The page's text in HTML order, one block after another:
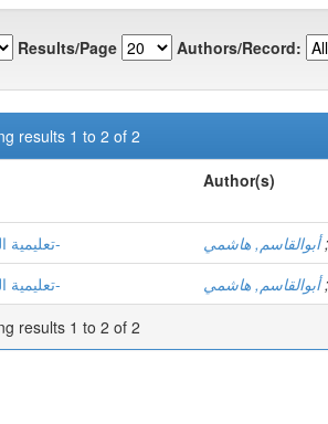
Results/Page Authors/Record:
results 1 to 2 of 2
Author(s)
تعليمية اللُّغة العربية في ضوء مناهج الجيل الثَّاني -السَّنة الثَّانية من التَّعليم المتوسّط نموذجا- ;أبوالقاسم, هاشمي
تعليمية اللُّغة العربية في ضوء مناهج الجيل الثَّاني -السَّنة الثَّانية من التَّعليم المتوسّط نموذجا- ;أبوالقاسم, هاشمي
results 1 to 2 of 2